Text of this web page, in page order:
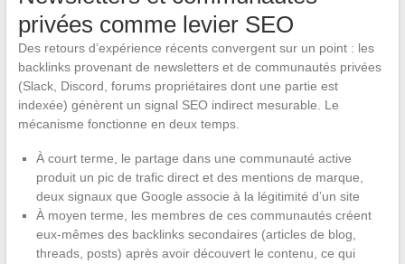
privées comme levier SEO
Des retours d’expérience récents convergent sur un point : les
backlinks provenant de newsletters et de communautés privées
(Slack, Discord, forums propriétaires dont une partie est
indexée) génèrent un signal SEO indirect mesurable. Le
mécanisme fonctionne en deux temps.
À court terme, le partage dans une communauté active
produit un pic de trafic direct et des mentions de marque,
deux signaux que Google associe à la légitimité d’un site
À moyen terme, les membres de ces communautés créent
eux-mêmes des backlinks secondaires (articles de blog,
threads, posts) après avoir découvert le contenu, ce qui